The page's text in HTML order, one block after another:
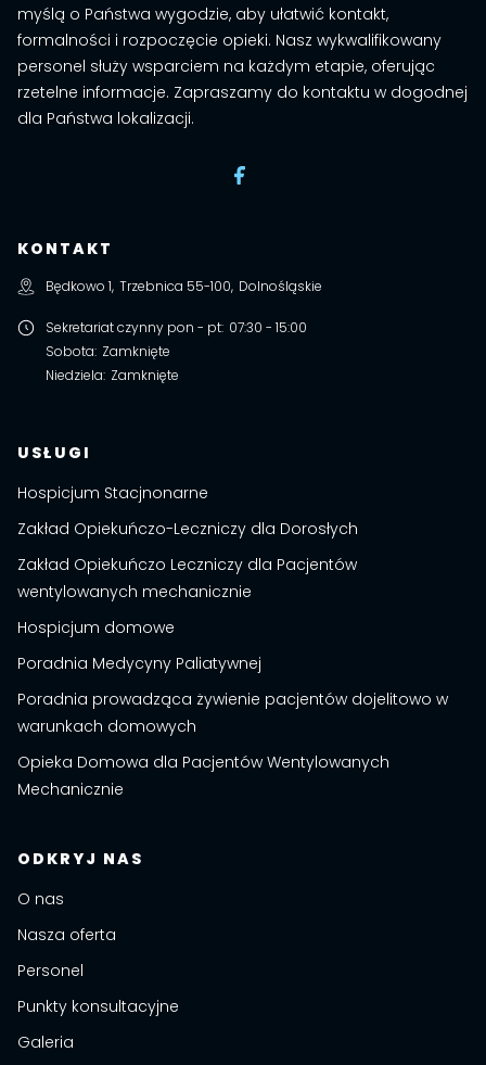
myślą o Państwa wygodzie, aby ułatwić kontakt,
formalności i rozpoczęcie opieki. Nasz wykwalifikowany
personel służy wsparciem na każdym etapie, oferując
rzetelne informacje. Zapraszamy do kontaktu w dogodnej
dla Państwa lokalizacji.
KONTAKT
Będkowo 1, Trzebnica 55-100, Dolnośląskie
Sekretariat czynny pon - pt: 07:30 - 15:00
Sobota: Zamknięte
Niedziela: Zamknięte
USŁUGI
Hospicjum Stacjnonarne
Zakład Opiekuńczo-Leczniczy dla Dorosłych
Zakład Opiekuńczo Leczniczy dla Pacjentów
wentylowanych mechanicznie
Hospicjum domowe
Poradnia Medycyny Paliatywnej
Poradnia prowadząca żywienie pacjentów dojelitowo w
warunkach domowych
Opieka Domowa dla Pacjentów Wentylowanych
Mechanicznie
ODKRYJ NAS
O nas
Nasza oferta
Personel
Punkty konsultacyjne
Galeria